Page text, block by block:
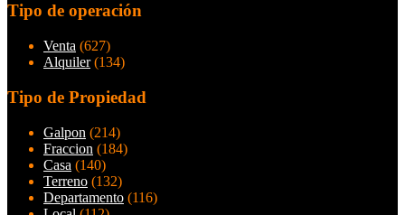
Tipo de operación
Venta (627)
Alquiler(134)
Tipo de Propiedad
Galpon (214)
Fraccion (184)
Casa (140)
Terreno (132)
Departamento (116)